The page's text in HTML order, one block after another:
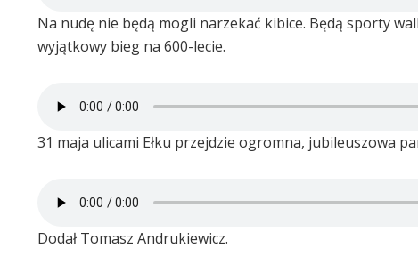
Na nudę nie będą mogli narzekać kibice. Będą sporty
wyjątkowy bieg na 600-lecie.
31 maja ulicami Ełku przejdzie ogromna, jubileuszowa
Dodał Tomasz Andrukiewicz.